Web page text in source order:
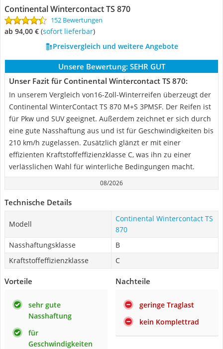
Continental Wintercontact TS 870
152 Bewertungen
ab 94,00 € ( Sofort lieferbar)
Preisvergleich und weitere Angebote
Unsere Bewertung: SEHR GUT
Unser Fazit für Continental Wintercontact TS 870:
In unserem Vergleich von16-Zoll-Winterreifen überzeugt der
Continental WinterContact TS 870 M+S 3PMSF. Der Reifen ist
für Pkw und SUV geeignet. Außerdem zeichnet er sich durch
eine gute Nasshaftung aus und ist für Geschwindigkeiten bis
210 km/h zugelassen. Zusätzlich glänzt er mit einer
effizienten Kraftstoffeffizienzklasse C, was ihn zu einer
verlässlichen Wahl für winterliche Bedingungen macht.
08/2026
Technische Details
Modell
Continental Wintercontact TS
870
Nasshaftungsklasse
B
Kraftstoffeffizienzklasse
C
Vorteile
sehr gute
Nasshaftung
für
Geschwindigkeiten
Nachteile
geringe Traglast
kein Komplettrad